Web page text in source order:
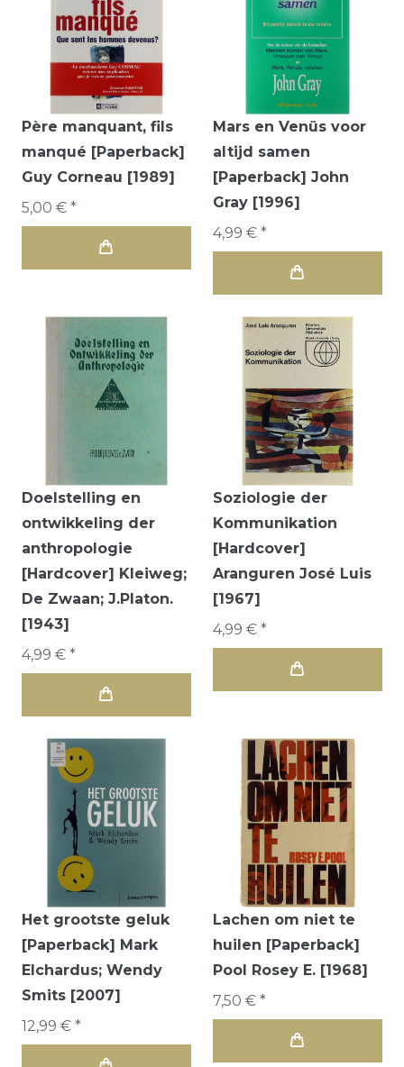
Père manquant, fils
manqué [Paperback]
Guy Corneau [1989]
5,00 € *
Mars en Venüs voor
altijd samen
[Paperback] John
Gray [1996]
4,99 € *
Doelstelling en
ontwikkeling der
anthropologie
[Hardcover] Kleiweg;
De Zwaan; J.Platon.
[1943]
4,99 € *
Soziologie der
Kommunikation
[Hardcover]
Aranguren José Luis
[1967]
4,99 € *
Het grootste geluk
[Paperback] Mark
Elchardus; Wendy
Smits [2007]
12,99 € *
Lachen om niet te
huilen [Paperback]
Pool Rosey E. [1968]
7,50 € *